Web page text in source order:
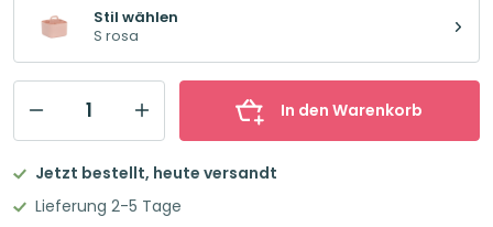
Stil wählen
S rosa
Schreibtisch-
Organizer
In den Warenkorb
Jetzt bestellt, heute versandt
Lieferung 2-5 Tage